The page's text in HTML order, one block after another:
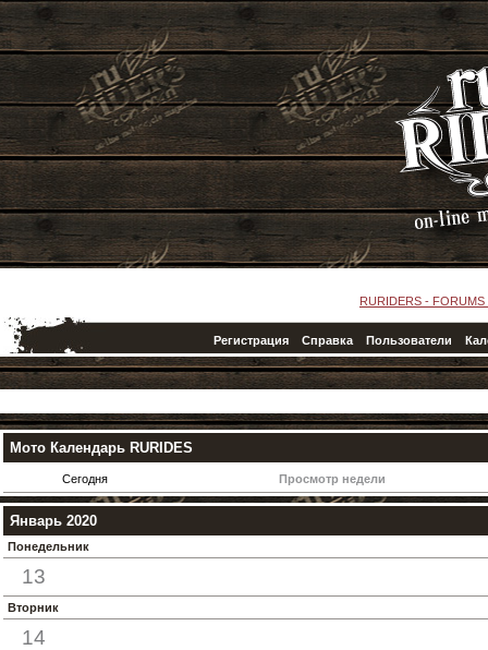
RURIDERS - FORUMS
Регистрация Справка Пользователи
Мото Календарь RURIDES
Сегодня Просмотр недели
Январь 2020
Понедельник
13
Вторник
14